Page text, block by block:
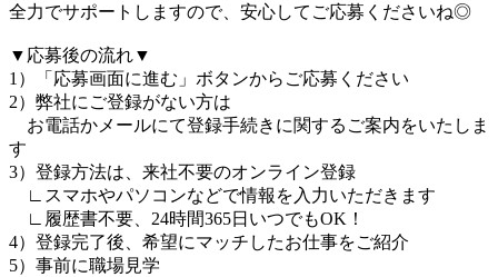
全力でサポートしますので、安心してご応募くださいね◎
▼応募後の流れ▼
1）「応募画面に進む」ボタンからご応募ください
2）弊社にご登録がない方は
お電話かメールにて登録手続きに関するご案内をいたしま
す
3）登録方法は、来社不要のオンライン登録
∟スマホやパソコンなどで情報を入力いただきます
∟履歴書不要、24時間365日いつでもOK！
4）登録完了後、希望にマッチしたお仕事をご紹介
5）事前に職場見学